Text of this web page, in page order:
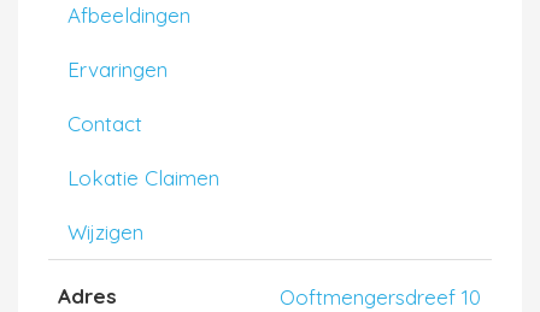
Afbeeldingen
Ervaringen
Contact
Lokatie Claimen
Wijzigen
Adres
Ooftmengersdreef 10